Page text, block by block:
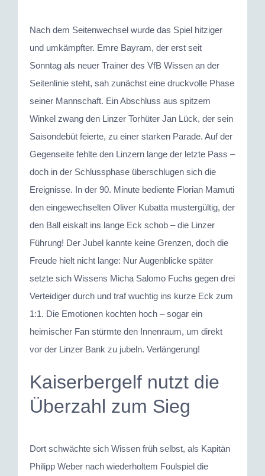
Nach dem Seitenwechsel wurde das Spiel hitziger
und umkämpfter. Emre Bayram, der erst seit
Sonntag als neuer Trainer des VfB Wissen an der
Seitenlinie steht, sah zunächst eine druckvolle Phase
seiner Mannschaft. Ein Abschluss aus spitzem
Winkel zwang den Linzer Torhüter Jan Lück, der sein
Saisondebüt feierte, zu einer starken Parade. Auf der
Gegenseite fehlte den Linzern lange der letzte Pass –
doch in der Schlussphase überschlugen sich die
Ereignisse. In der 90. Minute bediente Florian Mamuti
den eingewechselten Oliver Kubatta mustergültig, der
den Ball eiskalt ins lange Eck schob – die Linzer
Führung! Der Jubel kannte keine Grenzen, doch die
Freude hielt nicht lange: Nur Augenblicke später
setzte sich Wissens Micha Salomo Fuchs gegen drei
Verteidiger durch und traf wuchtig ins kurze Eck zum
1:1. Die Emotionen kochten hoch – sogar ein
heimischer Fan stürmte den Innenraum, um direkt
vor der Linzer Bank zu jubeln. Verlängerung!
Kaiserbergelf nutzt die
Überzahl zum Sieg
Dort schwächte sich Wissen früh selbst, als Kapitän
Philipp Weber nach wiederholtem Foulspiel die